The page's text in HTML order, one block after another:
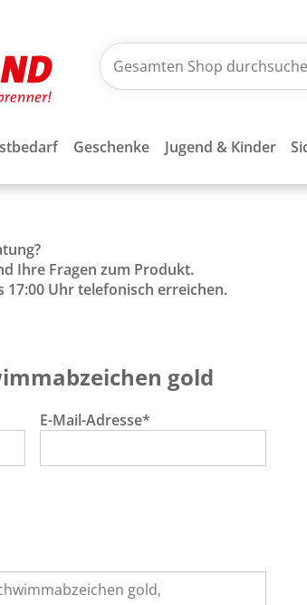
Geschenke Jugend & Kinder
Ihre Fragen zum Produkt.
17:00 Uhr telefonisch erreichen.
gold
E-Mail-Adresse*